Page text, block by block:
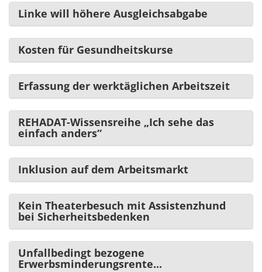
Linke will höhere Ausgleichsabgabe
Kosten für Gesundheitskurse
Erfassung der werktäglichen Arbeitszeit
REHADAT-Wissensreihe „Ich sehe das
einfach anders“
Inklusion auf dem Arbeitsmarkt
Kein Theaterbesuch mit Assistenzhund
bei Sicherheitsbedenken
Unfallbedingt bezogene
Erwerbsminderungsrente...